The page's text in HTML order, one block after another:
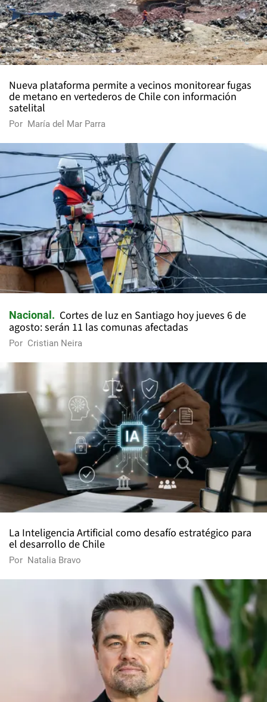
Nueva plataforma permite a vecinos monitorear fugas
de metano en vertederos de Chile con información
satelital
Por María del Mar Parra
Nacional
Cortes de luz en Santiago hoy jueves 6 de
agosto: serán 11 las comunas afectadas
Por Cristian Neira
La Inteligencia Artificial como desafío estratégico para
el desarrollo de Chile
Por Natalia Bravo